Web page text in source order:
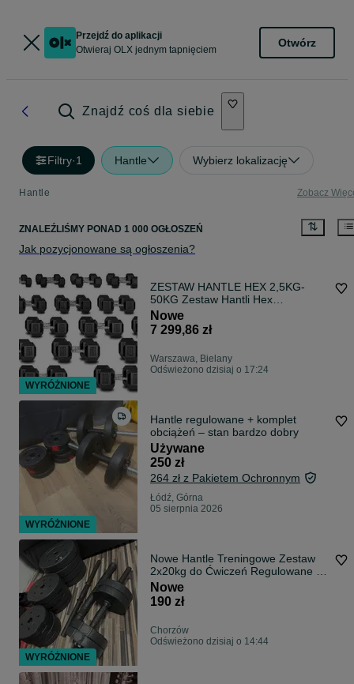
Przejdź do aplikacji
Otwieraj OLX jednym tapnięciem
Otwórz
Znajdź coś dla siebie
Filtry·1 Hantle Wybierz lokalizację
Hantle Zobacz
ZNALEŹLIŚMY PONAD 1 000 OGŁOSZEŃ
Jak pozycjonowane są ogłoszenia?
ZESTAW HANTLE HEX 2,5KG-
50KG Zestaw Hantli Hex
Gumowanych 2x2,5kg - 2x50kg
Hantle Stałe Zestaw 1050kg
Nowe
7 299,86 zł
Warszawa, Bielany
Odświeżono dzisiaj o 17:24
Hantle regulowane + komplet
obciążeń – stan bardzo dobry
Używane
250 zł
264 zł z Pakietem Ochronnym
Łódź, Górna
05 sierpnia 2026
Nowe Hantle Treningowe Zestaw
2x20kg do Ćwiczeń Regulowane +
Sztanga
Nowe
190 zł
Chorzów
Odświeżono dzisiaj o 14:44
WYRÓŻNIONE
WYRÓŻNIONE
WYRÓŻNIONE